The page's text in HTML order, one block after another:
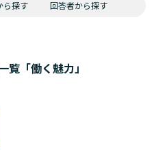
ら探す 回答者から探す
「働く魅力」